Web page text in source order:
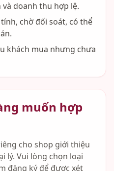
doanh thu hợp lệ.
chờ đối soát, có thể
khách mua nhưng chưa
muốn hợp
cho shop giới thiệu
lý. Vui lòng chọn loại
đăng ký để được xét